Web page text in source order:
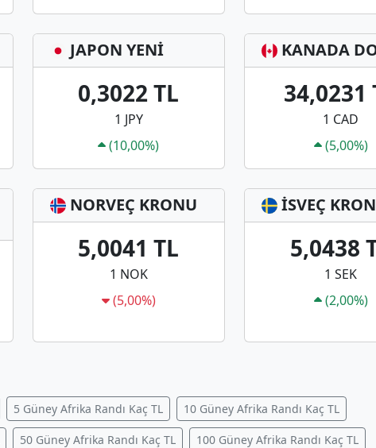
JAPON YENİ
0,3022 TL
1 JPY
(10,00%)
KANADA
34,0231
1 CAD
(5,00%)
NORVEÇ KRONU
5,0041 TL
1 NOK
(5,00%)
İSVEÇ
5,0438
1 SEK
(2,00%)
5 Güney Afrika Randı Kaç TL 10 Güney Afrika Randı Kaç TL
50 Güney Afrika Randı Kaç TL 100 Güney Afrika Randı Kaç TL